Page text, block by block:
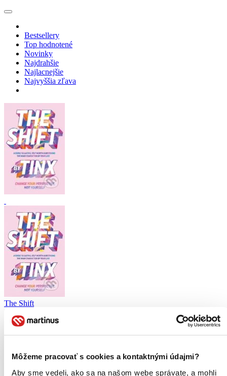
Môžeme pracovať s cookies a kontaktnými údajmi?
Aby sme vedeli, ako sa na našom webe správate, a mohli
Bestsellery
Top hodnotené
Novinky
Najdrahšie
Najlacnejšie
Najvyššia zľava
The Shift
EN
Change Your Perspective, Not Yourself
A guide to dating, self-worth and becoming the main character of